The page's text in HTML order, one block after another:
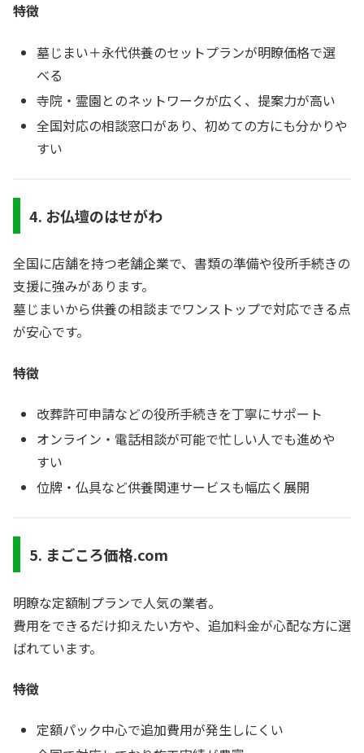
特徴
墓じまい＋永代供養のセットプランが明瞭価格で選
べる
寺院・霊園とのネットワークが広く、提案力が高い
全国対応の相談窓口があり、初めての方にも分かりや
すい
4. お仏壇のはせがわ
全国に店舗を持つ老舗企業で、書類の準備や役所手続きの
支援に強みがあります。
墓じまいから供養の相談までワンストップで対応できる点
が安心です。
特徴
改葬許可申請などの役所手続きを丁寧にサポート
オンライン・電話相談が可能で忙しい人でも進めや
すい
位牌・仏具など供養関連サービスも幅広く展開
5. まごころ価格.com
明瞭な定額制プランで人気の業者。
費用をできるだけ抑えたい方や、追加料金が心配な方に選
ばれています。
特徴
定額パック中心で追加費用が発生しにくい